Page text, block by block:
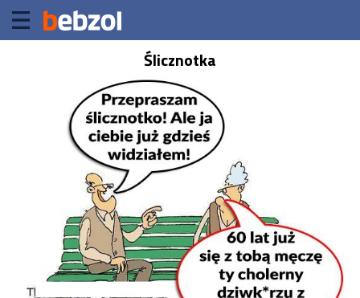
Ślicznotka